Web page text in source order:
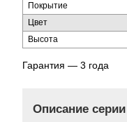
Покрытие
Цвет
Высота
Гарантия — 3 года
Описание серии